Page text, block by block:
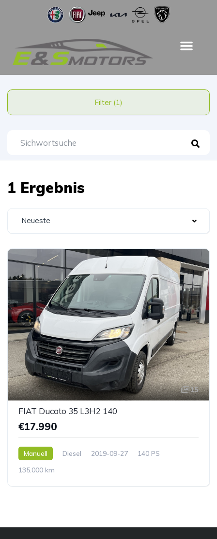
Filter (1)
1 Ergebnis
Neueste
15
FIAT Ducato 35 L3H2 140
€17.990
Manuell Diesel 2019-09-27
140 PS
135.000 km